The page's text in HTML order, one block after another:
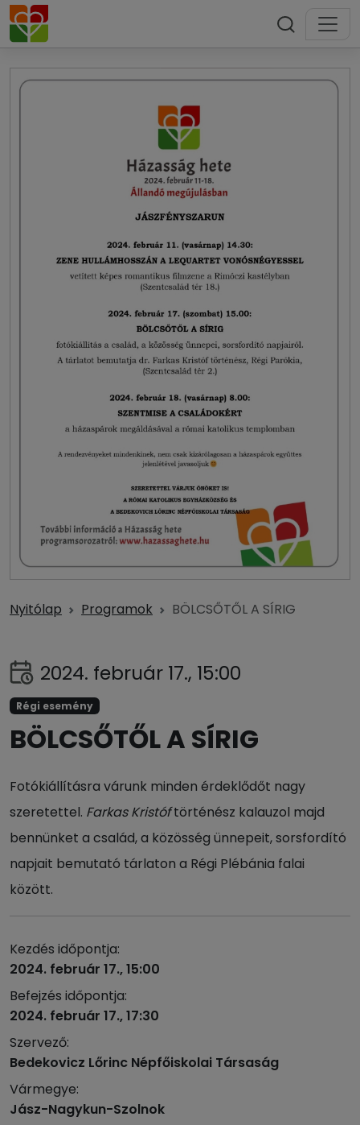
Nyitólap Programok BÖLCSŐTŐL A SÍRIG
2024. február 17., 15:00
Régi esemény
BÖLCSŐTŐL A SÍRIG
Fotókiállításra várunk minden érdeklődőt nagy
szeretettel. Farkas Kristóftörténész kalauzol majd
bennünket a család, a közösség ünnepeit, sorsfordító
napjait bemutató tárlaton a Régi Plébánia falai
között.
Kezdés időpontja:
2024. február 17., 15:00
Befejzés időpontja:
2024. február 17., 17:30
Szervező:
Bedekovicz Lőrinc Népfőiskolai Társaság
Vármegye:
Jász-Nagykun-Szolnok